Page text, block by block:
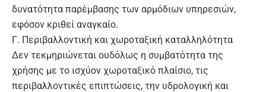
δυνατότητα παρέμβασης των αρμόδιων υπηρεσιών,
εφόσον κριθεί αναγκαίο.
Γ. Περιβαλλοντική και χωροταξική καταλληλότητα
Δεν τεκμηριώνεται ουδόλως η συμβατότητα της
χρήσης με το ισχύον χωροταξικό πλαίσιο, τις
περιβαλλοντικές επιπτώσεις, την υδρολογική και